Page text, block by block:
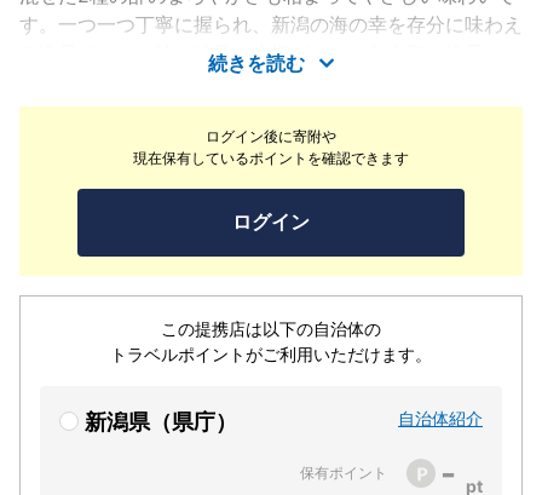
ログイン後に寄附や
現在保有しているポイントを確認できます
ログイン
この提携店は以下の自治体の
トラベルポイントがご利用いただけます。
新潟県（県庁） 自治体紹介
保有ポイント -
す。一つ一つ丁寧に握られ、新潟の海の幸を存分に味わえ
る逸品ばかり。特に地元で水揚げされた魚介類は絶品で、
口に入れると新鮮さと旨みが広がります。つまみと共に、
新潟の山海の恵みを存分に堪能でき地元の人々に愛されて
います。店内はアットホームな雰囲気で、家族や友人との
食事にぴったりです。ぜひ足を運んでみてください。
続きを読む